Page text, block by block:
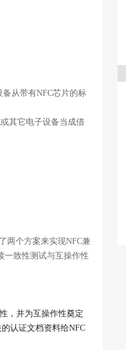
从带有NFC芯片的标
其它电子设备当成借
两个方案来实现NFC兼
一致性测试与互操作性
，并为互操作性奠定
认证文档资料给NFC